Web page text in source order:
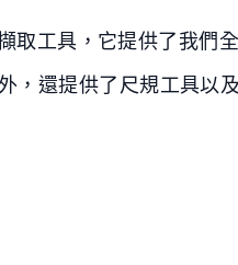
取工具，它提供了我們
，還提供了尺規工具以